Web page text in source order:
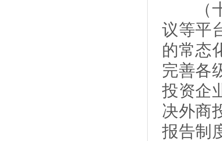
（十
议等平
的常态
完善各
投资企
决外商
报告制